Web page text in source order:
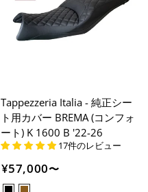
Tappezzeria Italia - 純正シー
ト用カバー BREMA (コンフォ
ート) K 1600 B '22-26
17件のレビュー
¥57,000〜